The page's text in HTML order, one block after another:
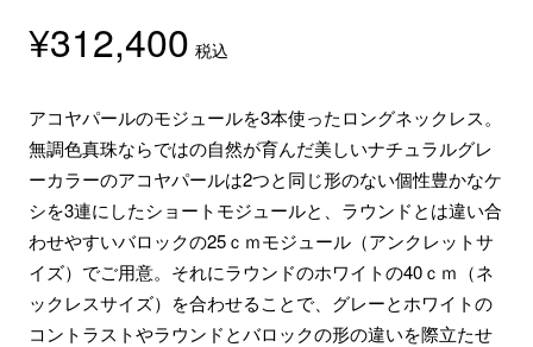
¥312,400 税込
アコヤパールのモジュールを3本使ったロングネックレス。
無調色真珠ならではの自然が育んだ美しいナチュラルグレ
ーカラーのアコヤパールは2つと同じ形のない個性豊かなケ
シを3連にしたショートモジュールと、ラウンドとは違い合
わせやすいバロックの25ｃｍモジュール（アンクレットサ
イズ）でご用意。それにラウンドのホワイトの40ｃｍ（ネ
ックレスサイズ）を合わせることで、グレーとホワイトの
コントラストやラウンドとバロックの形の違いを際立たせ